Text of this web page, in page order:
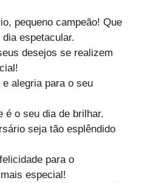
pequeno campeão! Que
espetacular.
desejos se realizem
alegria para o seu
é o seu dia de brilhar.
seja tão esplêndido
para o
especial!